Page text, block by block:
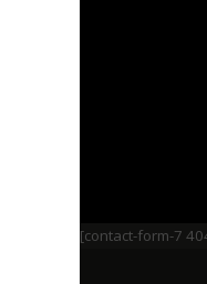
[contact-form-7